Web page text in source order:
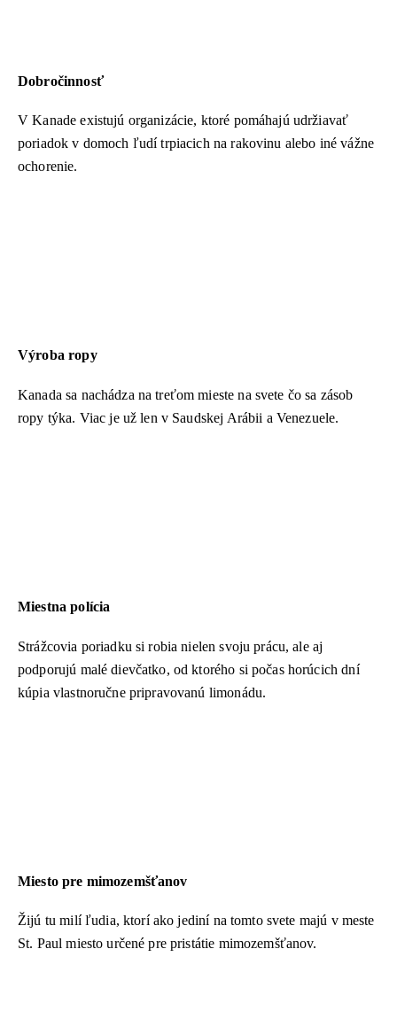
Dobročinnosť
V Kanade existujú organizácie, ktoré pomáhajú udržiavať
poriadok v domoch ľudí trpiacich na rakovinu alebo iné vážne
ochorenie.
Výroba ropy
Kanada sa nachádza na treťom mieste na svete čo sa zásob
ropy týka. Viac je už len v Saudskej Arábii a Venezuele.
Miestna polícia
Strážcovia poriadku si robia nielen svoju prácu, ale aj
podporujú malé dievčatko, od ktorého si počas horúcich dní
kúpia vlastnoručne pripravovanú limonádu.
Miesto pre mimozemšťanov
Žijú tu milí ľudia, ktorí ako jediní na tomto svete majú v meste
St. Paul miesto určené pre pristátie mimozemšťanov.